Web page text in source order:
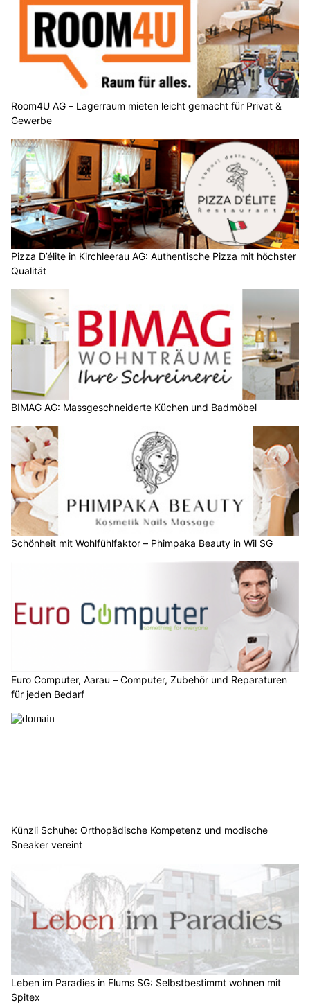
Room4U AG – Lagerraum mieten leicht gemacht für Privat &
Gewerbe
Pizza D’élite in Kirchleerau AG: Authentische Pizza mit höchster
Qualität
BIMAG AG: Massgeschneiderte Küchen und Badmöbel
Schönheit mit Wohlfühlfaktor – Phimpaka Beauty in Wil SG
Euro Computer, Aarau – Computer, Zubehör und Reparaturen
für jeden Bedarf
Künzli Schuhe: Orthopädische Kompetenz und modische
Sneaker vereint
Leben im Paradies in Flums SG: Selbstbestimmt wohnen mit
Spitex